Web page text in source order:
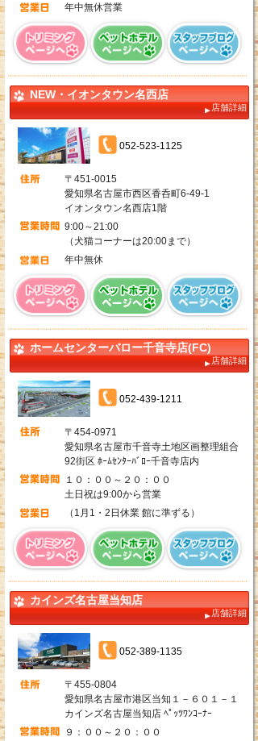
年中無休営業
NEW・イオンタウン名西店
店舗詳細
052-523-1125
〒451-0015
愛知県名古屋市西区香呑町6-49-1
イオンタウン名西店1階
9:00～21:00
（犬猫コーナーは20:00まで）
年中無休
ホームセンターバロー千音寺店(FC)
店舗詳細
052-439-1211
〒454‐0971
愛知県名古屋市千音寺土地区画整理組合
92街区 ﾎｰﾑｾﾝﾀｰﾊﾞﾛｰ千音寺店内
１０：００～２０：００
土日祝は9:00から営業
（1月1・2日休業 館に準ずる）
カインズ名古屋当知店
店舗詳細
052-389-1135
〒455-0804
愛知県名古屋市港区当知１－６０１－１
カインズ名古屋当知店 ﾍﾟｯﾂﾜﾝｺｰﾅｰ
９：００～２０：００